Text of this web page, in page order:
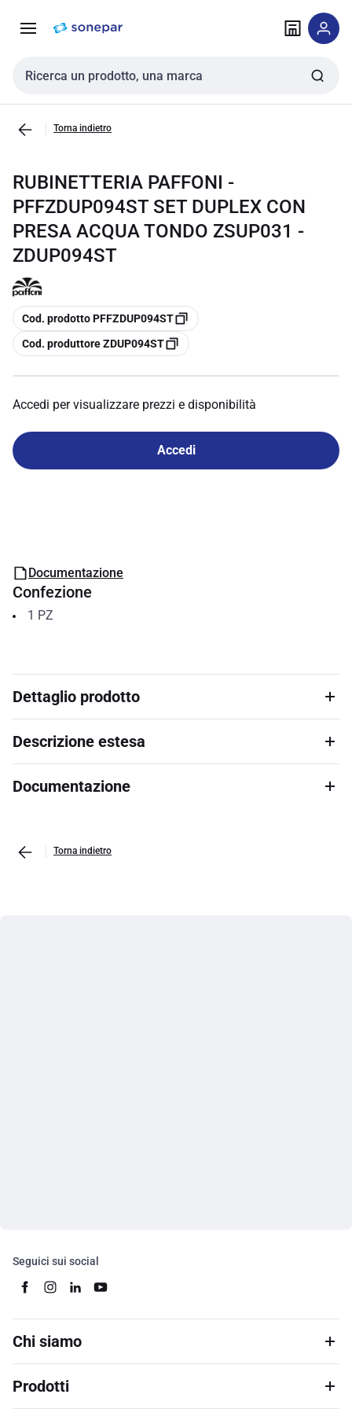
navigazione alla
Cerca input
Torna indietro
RUBINETTERIA PAFFONI -
PFFZDUP094ST SET DUPLEX CON
PRESA ACQUA TONDO ZSUP031 -
ZDUP094ST
copia
Cod. prodotto PFFZDUP094ST
copia
Cod. produttore ZDUP094ST
Accedi per visualizzare prezzi e disponibilità
Accedi
Documentazione
Confezione
1 PZ
Dettaglio prodotto
Descrizione estesa
Documentazione
Torna indietro
Seguici sui social
Chi siamo
Prodotti